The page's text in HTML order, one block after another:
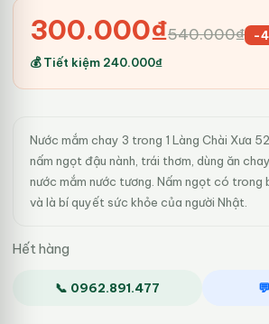
540.000₫
Giá
gốc
là:
540.000₫.
300.000₫
Giá
hiện
tại
là:
300.000₫.
-
💰 Tiết kiệm 240.000₫
Nước mắm chay 3 trong 1 Làng Chài Xưa
nấm ngọt đậu nành, trái thơm, dùng ăn
nước mắm nước tương. Nấm ngọt có trong
và là bí quyết sức khỏe của người Nhật.
Hết hàng
📞 0962.891.477